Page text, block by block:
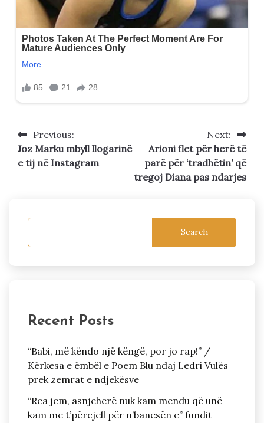
Post
navigation
Previous:
Joz Marku mbyll llogarinë
e tij në Instagram
Next:
Arioni flet për herë të
parë për ‘tradhëtin’ që
tregoj Diana pas ndarjes
Search
Recent Posts
“Babi, më këndo një këngë, por jo rap!” /
Kërkesa e ëmbël e Poem Blu ndaj Ledri Vulës
prek zemrat e ndjekësve
“Rea jem, asnjeherë nuk kam mendu që unë
kam me t’përcjell për n’banesën e” fundit